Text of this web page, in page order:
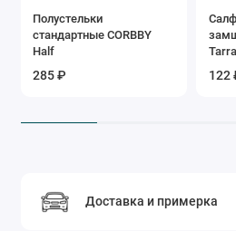
Полустельки
стандартные CORBBY
Half
285 ₽ 122
Доставка и примерка